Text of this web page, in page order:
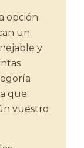
opción
un
y
que
vuestro